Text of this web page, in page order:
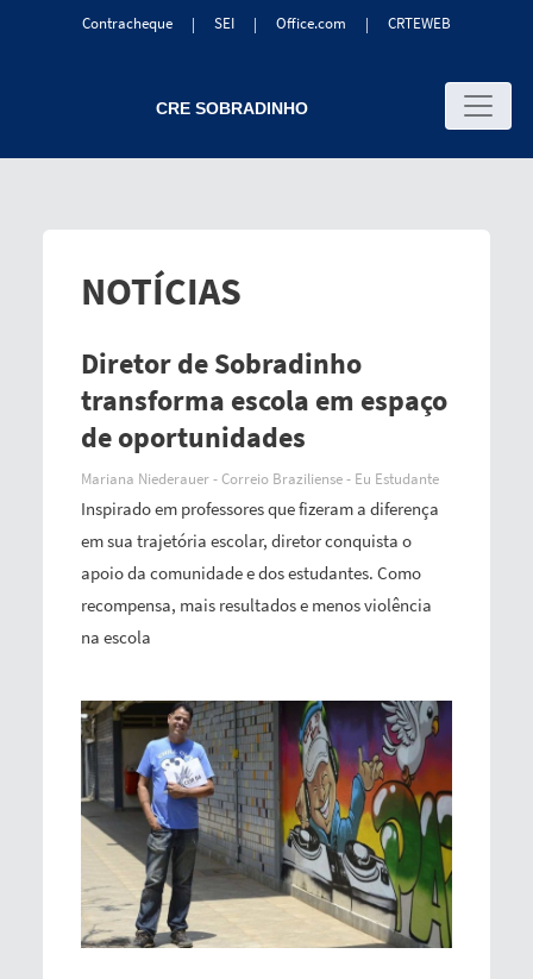
Contracheque | SEI | Office.com | CRTEWEB
NOTÍCIAS
Diretor de Sobradinho
transforma escola em espaço
de oportunidades
Mariana Niederauer - Correio Braziliense - Eu Estudante
Inspirado em professores que fizeram a diferença
em sua trajetória escolar, diretor conquista o
apoio da comunidade e dos estudantes. Como
recompensa, mais resultados e menos violência
na escola